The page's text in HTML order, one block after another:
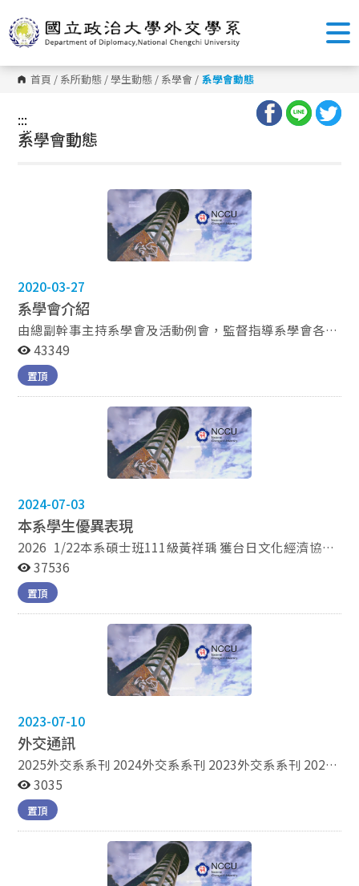
到
主
要
內
容
區 首頁 / 系所動態 /學生動態 / 系學會 / 系學會動態
:::
:::
系學會動態
2020-03-27
系學會介紹
由總副幹事主持系學會及活動例會，監督指導系學會各股
及各活動運作，增進彼此溝通協調，帶領系學會為所有系
胞服務。 下轄各股：資訊股、設備股、文宣股、美宣股、
學術股、總務股、體務股，負責處理系上學生事務的各種
方面 系學會辦公室：綜院北棟270724教室 114外交系學
會總幹事及副總幹事：林玟綺、楊采婕 聯絡方式：
dipsince1930@gmail.com
43349
置頂
2024-07-03
本系學生優異表現
2026 1/22本系碩士班111級黃祥瑀 獲台日文化經濟協會
2025年度 研究論文比賽文化類第二名 1/23本系在職專班
112級黃怡禎 通過教育部114年度公費留學考試 2/23本系
學生參加 2026 年傑賽普模擬法庭辯論賽榮獲臺灣區冠軍
將赴美代表臺灣參加國際賽 5月 本系學生代表本系參與運
動會榮獲佳績 葉宗霖、張宸睿、侯馨恬、鍾潔妍、陳佑
寧、蔡孝宇、何昀哲、蘇品豪、林曦 5月 本系學生參與全
國性體育競賽榮獲佳績 林祈緯、施卉柔、米澤朋花、傅雋
堯、黃千蓉、林曦 2025 本系學生通過114年度民航特考
過本(114)年度國安局特考 10/20本系碩士班 黃清宗 與 方
主文 於第二屆臺灣海洋法政與治理研討會專題研究論文短
講競賽分別獲得第一名與第三名殊榮 7/23本系學生參與
「2025國際經貿菁英研習營」表現優異 06/13 本系學生
黃清宗 榮獲2025國防管理學術暨實務論文研討會論文審
查佳作 06/13 本系學生 游筱潔 榮獲第42屆政大金旋獎非
原創團體組第一名、非原創個人組第二名 6月 本系學生
張鵑萍 榮獲113學年度章亞良先生、李維達先生紀念獎學
37536
置頂
2023-07-10
外交通訊
2025外交系系刊 2024外交系系刊 2023外交系系刊 2022
外交系系刊 2021外交系系刊 2020外交系系刊 2019外交
系系刊 2018外交系系刊 2017外交系系刊 2016外交系系
刊 2015外交系系刊 2014外交系系刊 2013外交系系刊
2012外交系系刊 2011外交系系刊 2010外交系系刊
3035
置頂